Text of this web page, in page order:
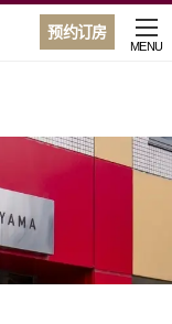
预约订房
MENU